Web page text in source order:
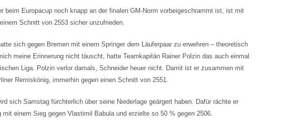
beim Europacup noch knapp an der finalen GM-Norm vorbeigeschrammt ist, ist mit
Schnitt von 2553 sicher unzufrieden.
sich gegen Bremen mit einem Springer dem Läuferpaar zu erwehren – theoretisch
meine Erinnerung nicht täuscht, hatte Teamkapitän Rainer Polzin das auch einmal
Liga. Polzin verlor damals, Schneider heuer nicht. Damit ist er zusammen mit
Remiskönig, immerhin gegen einen Schnitt von 2551.
sich Samstag fürchterlich über seine Niederlage geärgert haben. Dafür rächte er
mit einem Sieg gegen Vlastimil Babula und erzielte so 50 % gegen 2506.